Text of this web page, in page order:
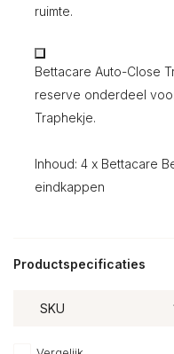
ruimte.
Bettacare Auto-Close
reserve onderdeel
Traphekje.
Inhoud: 4 x Bettacare
eindkappen
Productspecificaties
SKU